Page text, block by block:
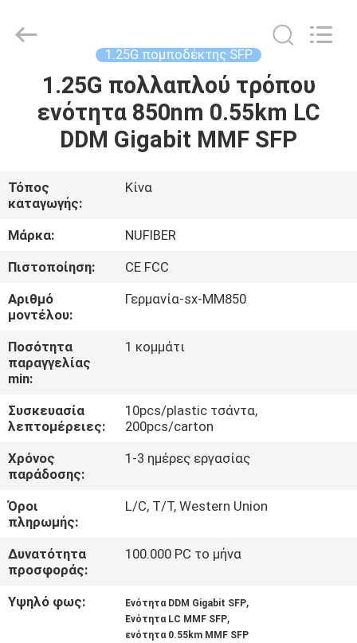
ΣΠΊΤΙ
ΠΡΟΪΌΝΤΑ
ΠΕΡΊΠΟΥ
ΕΜΕΊΣ
ΓΎΡΟΣ
ΕΡΓΟΣΤΑΣΊΩΝ
ΠΟΙΟΤΙΚΌΣ
ΈΛΕΓΧΟΣ
ΜΑΣ
ΕΛΆΤΕ
ΣΕ
ΕΠΑΦΉ
ΜΕ
ΕΙΔΉΣΕΙΣ
Co.,Ltd.
1.25G πομποδέκτης SFP
1.25G πολλαπλού τρόπου
ενότητα 850nm 0.55km LC
DDM Gigabit MMF SFP
Τόπος
καταγωγής:
Κίνα
Μάρκα:
NUFIBER
Πιστοποίηση:
CE FCC
Αριθμό
μοντέλου:
Γερμανία-sx-MM850
Ποσότητα
παραγγελίας
min:
1 κομμάτι
Συσκευασία
λεπτομέρειες:
10pcs/plastic τσάντα,
200pcs/carton
Χρόνος
παράδοσης:
1-3 ημέρες εργασίας
Όροι
πληρωμής:
L/C, T/T, Western Union
Δυνατότητα
προσφοράς:
100.000 PC το μήνα
Υψηλό φως: Ενότητα DDM Gigabit SFP,
Ενότητα LC MMF SFP,
ενότητα 0.55km MMF SFP